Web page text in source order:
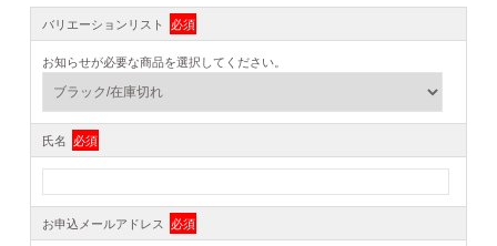
バリエーションリスト 必須
お知らせが必要な商品を選択してください。
氏名 必須
お申込メールアドレス 必須